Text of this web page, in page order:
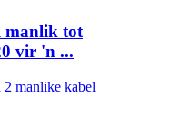
manlik tot
vir 'n ...